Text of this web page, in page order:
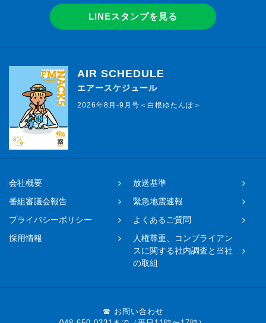
LINEスタンプを見る
AIR SCHEDULE
エアースケジュール
2026年8月-9月号＜白根ゆたんぽ＞
会社概要
放送基準
番組審議会報告
緊急地震速報
プライバシーポリシー
よくあるご質問
採用情報
人権尊重、コンプライアン
スに関する社内調査と当社
の取組
☎ お問い合わせ